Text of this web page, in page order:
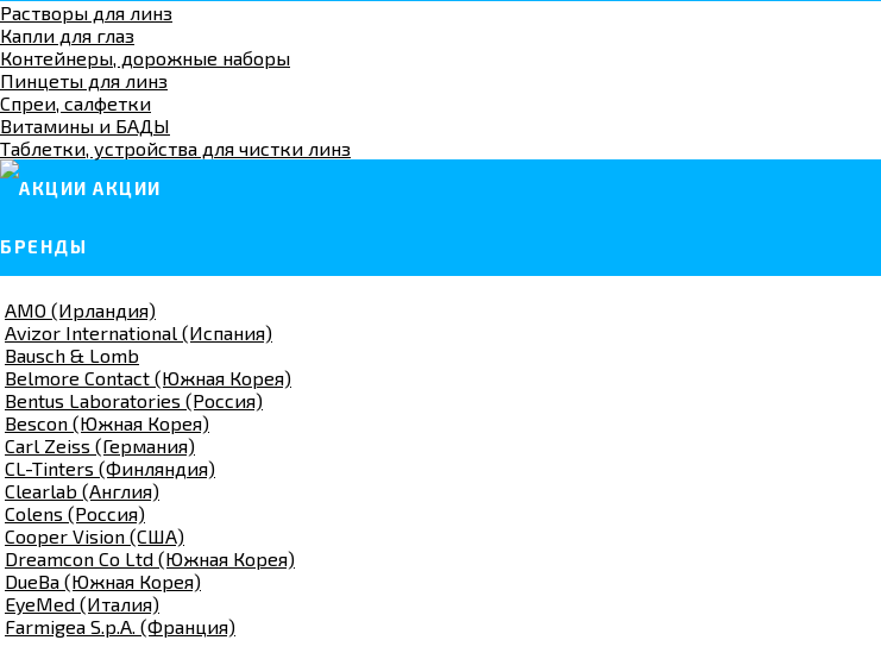
Растворы для линз
Капли для глаз
Контейнеры, дорожные наборы
Пинцеты для линз
Спреи, салфетки
Витамины и БАДЫ
Таблетки, устройства для чистки линз
АКЦИИ
БРЕНДЫ
AMO (Ирландия)
Avizor International (Испания)
Bausch & Lomb
Belmore Contact (Южная Корея)
Bentus Laboratories (Россия)
Bescon (Южная Корея)
Carl Zeiss (Германия)
CL-Tinters (Финляндия)
Clearlab (Англия)
Colens (Россия)
Cooper Vision (США)
Dreamcon Co Ltd (Южная Корея)
DueBa (Южная Корея)
EyeMed (Италия)
Farmigea S.p.A. (Франция)